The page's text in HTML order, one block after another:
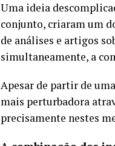
Uma ideia
conjunto, criaram um
de análises e artigos
simultaneamente, a
Apesar de partir de
mais perturbadora
precisamente nestes